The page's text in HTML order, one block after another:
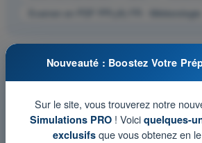
Examen en PDF PPL(A) FR - Météorologie
Nouveauté : Boostez Votre
Sur le site, vous trouverez notre
Simulations PRO! Voici quelques-
exclusifsque vous obtenez en